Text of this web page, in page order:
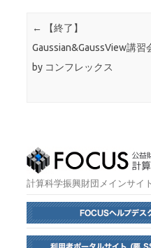
投稿ナビゲーション
←
【終了】
Gaussian&GaussView講習
by コンフレックス
計算科学振興財団メインサイ